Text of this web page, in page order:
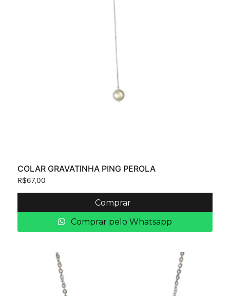
COLAR GRAVATINHA PING PEROLA
R$67,00
Comprar
Comprar pelo Whatsapp